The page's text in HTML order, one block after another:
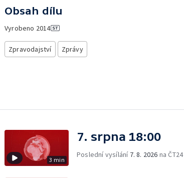
Obsah dílu
Vyrobeno 2014
Zpravodajství Zprávy
3 min
7. srpna 18:00
Poslední vysílání 7. 8. 2026 na ČT24